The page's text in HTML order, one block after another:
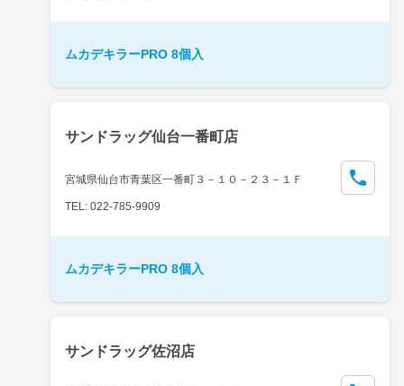
ムカデキラーPRO 8個入
サンドラッグ仙台一番町店
宮城県仙台市青葉区一番町３－１０－２３－１Ｆ
TEL: 022-785-9909
ムカデキラーPRO 8個入
サンドラッグ佐沼店